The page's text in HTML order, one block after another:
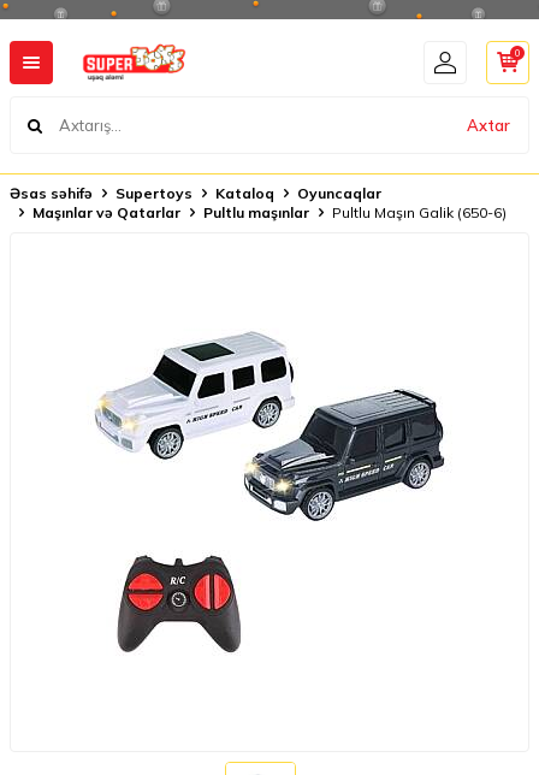
Axtar
0
Əsas səhifə Supertoys Kataloq
Oyuncaqlar
Maşınlar və Qatarlar
Pultlu maşınlar Pultlu Maşın Galik (650-6)